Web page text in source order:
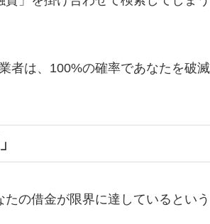
者は、100%の確率であなたを破滅
の借金が限界に達しているという